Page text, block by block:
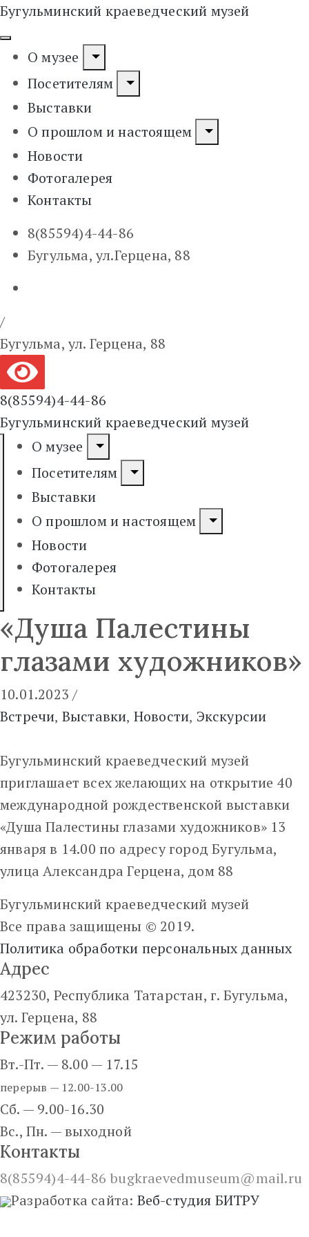
Бугульминский краеведческий музей
О музее
Посетителям
Выставки
О прошлом и настоящем
Новости
Фотогалерея
Контакты
8(85594)4-44-86
Бугульма, ул.Герцена, 88
/
Бугульма, ул. Герцена, 88
8(85594)4-44-86
Бугульминский краеведческий музей
О музее
Посетителям
Выставки
О прошлом и настоящем
Новости
Фотогалерея
Контакты
«Душа Палестины
глазами художников»
10.01.2023 /
Встречи‚ Выставки‚ Новости‚ Экскурсии
Бугульминский краеведческий музей
приглашает всех желающих на открытие 40
международной рождественской выставки
«Душа Палестины глазами художников» 13
января в 14.00 по адресу город Бугульма,
улица Александра Герцена, дом 88
Бугульминский краеведческий музей
Все права защищены © 2019.
Политика обработки персональных данных
Адрес
423230, Республика Татарстан, г. Бугульма,
ул. Герцена, 88
Режим работы
Вт.-Пт. — 8.00 — 17.15
перерыв — 12.00-13.00
Сб. — 9.00-16.30
Вс., Пн. — выходной
Контакты
8(85594)4-44-86 bugkraevedmuseum@mail.ru
Разработка сайта: Веб-студия БИТРУ